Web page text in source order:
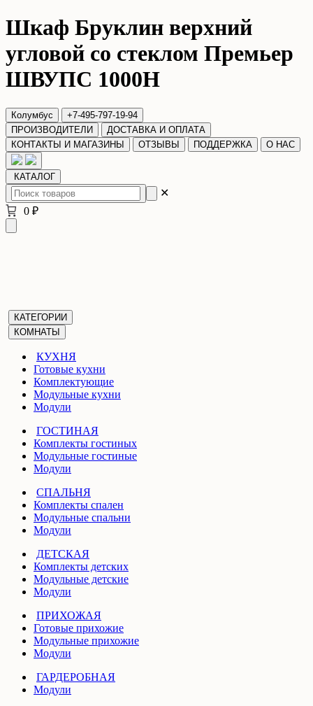
Шкаф Бруклин верхний
угловой со стеклом Премьер
ШВУПС 1000Н
Колумбус
+7-495-797-19-94
ПРОИЗВОДИТЕЛИ
ДОСТАВКА И ОПЛАТА
КОНТАКТЫ И МАГАЗИНЫ
ОТЗЫВЫ ПОДДЕРЖКА О НАС
КАТАЛОГ
✕
0 ₽
КАТЕГОРИИ
КОМНАТЫ
КУХНЯ
Готовые кухни
Комплектующие
Модульные кухни
Модули
ГОСТИНАЯ
Комплекты гостиных
Модульные гостиные
Модули
СПАЛЬНЯ
Комплекты спален
Модульные спальни
Модули
ДЕТСКАЯ
Комплекты детских
Модульные детские
Модули
ПРИХОЖАЯ
Готовые прихожие
Модульные прихожие
Модули
ГАРДЕРОБНАЯ
Модули